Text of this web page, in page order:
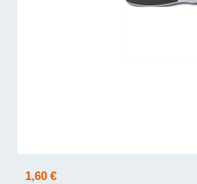
1,60 €